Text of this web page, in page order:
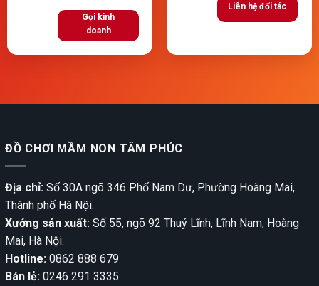
Gọi kinh
doanh
Liên hệ đối tác
ĐỒ CHƠI MẦM NON TÂM PHÚC
Địa chỉ: Số 30A ngõ 346 Phố Nam Dư, Phường Hoàng Mai,
Thành phố Hà Nội.
Xưởng sản xuất: Số 55, ngõ 92 Thuý Lĩnh, Lĩnh Nam, Hoàng
Mai, Hà Nội.
Hotline: 0862 888 679
Bán lẻ: 0246 291 3335